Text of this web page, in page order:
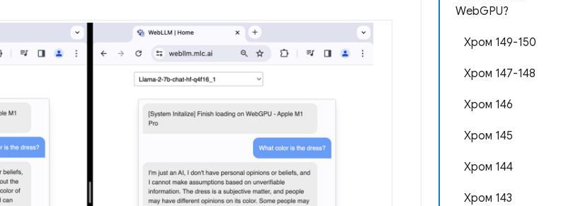
WebGPU?
Хром 149-150
Хром 147-148
Хром 146
Хром 145
Хром 144
Хром 143